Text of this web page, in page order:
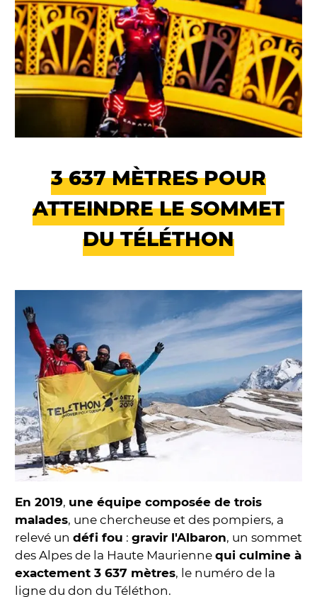
3 637 MÈTRES POUR
ATTEINDRE LE SOMMET
DU TÉLÉTHON
En 2019, une équipe composée de trois
malades, une chercheuse et des pompiers, a
relevé un défi fou : gravir l'Albaron, un sommet
des Alpes de la Haute Maurienne qui culmine à
exactement 3 637 mètres, le numéro de la
ligne du don du Téléthon.